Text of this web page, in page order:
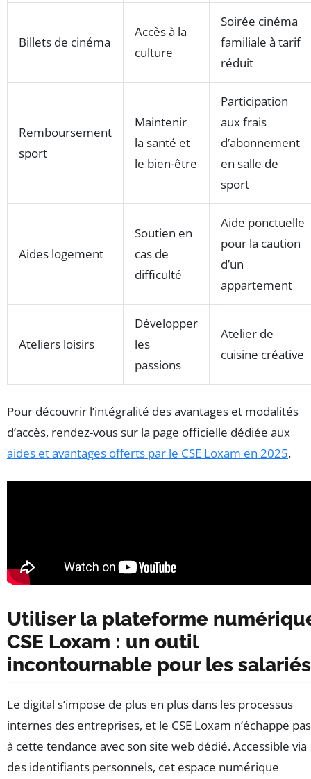
Billets de cinéma
Accès à la
culture
Soirée cinéma
familiale à tarif
réduit
Remboursement
sport
Maintenir
la santé et
le bien-être
Participation
aux frais
d’abonnement
en salle de
sport
Aides logement
Soutien en
cas de
difficulté
Aide ponctuelle
pour la caution
d’un
appartement
Ateliers loisirs
Développer
les
passions
Atelier de
cuisine créative
Pour découvrir l’intégralité des avantages et modalités
d’accès, rendez-vous sur la page officielle dédiée aux
aides et avantages offerts par le CSE Loxam en 2025.
Utiliser la plateforme
CSE Loxam : un outil
incontournable pour les salariés
Le digital s’impose de plus en plus dans les processus
internes des entreprises, et le CSE Loxam n’échappe pas
à cette tendance avec son site web dédié. Accessible via
des identifiants personnels, cet espace numérique